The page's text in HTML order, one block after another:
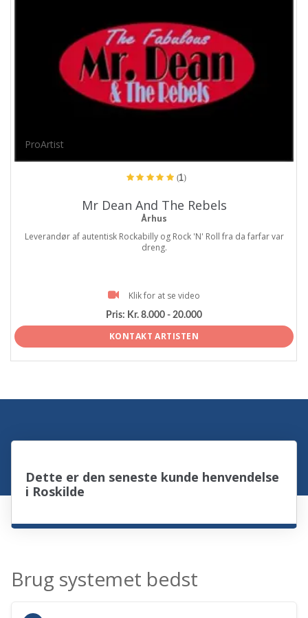
ProArtist
(1)
Mr Dean And The Rebels
Århus
Leverandør af autentisk Rockabilly og Rock 'N' Roll fra da farfar var
dreng.
Klik for at se video
Pris: Kr. 8.000 - 20.000
KONTAKT ARTISTEN
Dette er den seneste kunde henvendelse
i Roskilde
Brug systemet bedst